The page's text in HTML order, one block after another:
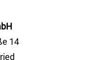
14